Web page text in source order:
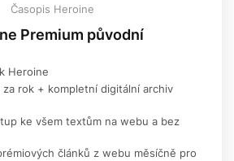
Časopis Heroine
Premium původní
Heroine
rok + kompletní digitální archiv
ke všem textům na webu a bez
článků z webu měsíčně pro